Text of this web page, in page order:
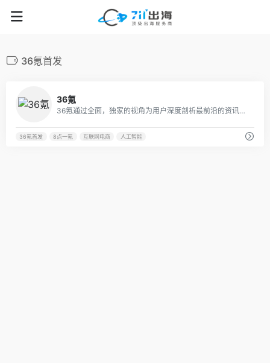
36氪首发
36氪
36氪通过全面，独家的视角为用户深度剖析最前沿的资讯，致力于让一部分人先看到未来，内容涵盖快讯，科技，金融，投资，房产，汽车，互联网，股市，教育，生活，职场等，秉承着新商业媒体人的使命砥砺前行
36氪首发 8点一氪 互联网电商 人工智能